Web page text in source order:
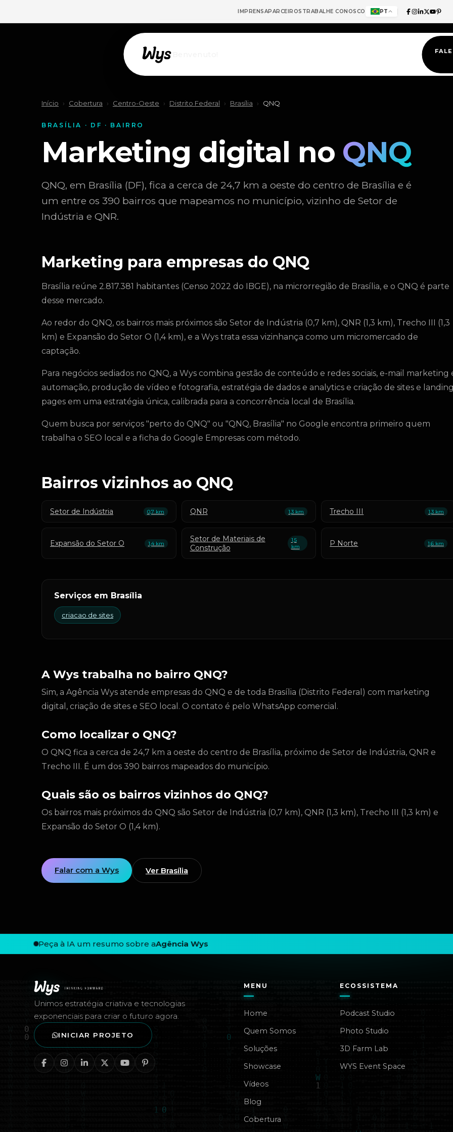
IMPRENSAPARCEIROS TRABALHE CONOSCO PT
Início › Cobertura › Centro-Oeste › Distrito Federal › Brasília › QNQ
BRASÍLIA · DF · BAIRRO
Marketing digital no QNQ
QNQ, em Brasília (DF), fica a cerca de 24,7 km a oeste do centro de Brasília e é
um entre os 390 bairros que mapeamos no município, vizinho de Setor de
Indústria e QNR.
Marketing para empresas do QNQ
Brasília reúne 2.817.381 habitantes (Censo 2022 do IBGE), na microrregião de Brasília, e o QNQ é parte
desse mercado.
Ao redor do QNQ, os bairros mais próximos são Setor de Indústria (0,7 km), QNR (1,3 km), Trecho III (1,3
km) e Expansão do Setor O (1,4 km), e a Wys trata essa vizinhança como um micromercado de
captação.
Para negócios sediados no QNQ, a Wys combina gestão de conteúdo e redes sociais, e-mail marketing
automação, produção de vídeo e fotografia, estratégia de dados e analytics e criação de sites e
pages em uma estratégia única, calibrada para a concorrência local de Brasília.
Quem busca por serviços "perto do QNQ" ou "QNQ, Brasília" no Google encontra primeiro quem
trabalha o SEO local e a ficha do Google Empresas com método.
Bairros vizinhos ao QNQ
Setor de Indústria 0,7 km QNR 1,3 km Trecho III 1,3 km
Expansão do Setor O 1,4 km
Setor de Materiais de
Construção
1,5
km
P Norte 1,6 km
Serviços em Brasília
criacao de sites
A Wys trabalha no bairro QNQ?
Sim, a Agência Wys atende empresas do QNQ e de toda Brasília (Distrito Federal) com marketing
digital, criação de sites e SEO local. O contato é pelo WhatsApp comercial.
Como localizar o QNQ?
O QNQ fica a cerca de 24,7 km a oeste do centro de Brasília, próximo de Setor de Indústria, QNR e
Trecho III. É um dos 390 bairros mapeados do município.
Quais são os bairros vizinhos do QNQ?
Os bairros mais próximos do QNQ são Setor de Indústria (0,7 km), QNR (1,3 km), Trecho III (1,3 km) e
Expansão do Setor O (1,4 km).
Falar com a Wys Ver Brasília
Rodapé — Agência Wys
Peça à IA um resumo sobre aAgência Wys
Unimos estratégia criativa e tecnologias
exponenciais para criar o futuro agora.
INICIAR PROJETO
MENU
Home
Quem Somos
Soluções
Showcase
Vídeos
Blog
Cobertura
ECOSSISTEMA
Podcast Studio
Photo Studio
3D Farm Lab
WYS Event Space